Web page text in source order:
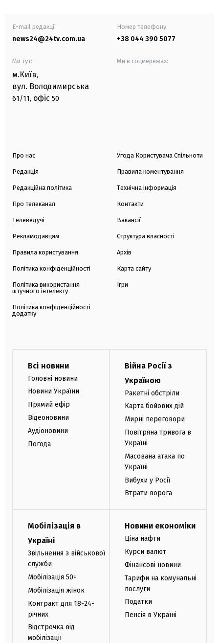
E-mail редакції
news24@24tv.com.ua
Номер телефону:
+38 044 390 5077
Ми тут:
м.Київ,
вул. Володимирська
61/11, офіс 50
Ми в соцмережах:
Про нас
Редакція
Редакційна політика
Про телеканал
Телеведучі
Рекламодавцям
Правила користування
Політика конфіденційності
Політика використання
штучного інтелекту
Політика конфіденційності
додатку
Угода Користувача Спільноти
Правила коментування
Технічна інформація
Контакти
Вакансії
Структура власності
Архів
Карта сайту
Ігри
Всі новини
Головні новини
Новини України
Прямий ефір
Відеоновини
Аудіоновини
Погода
Війна Росії з
Україною
Ракетні обстріли
Карта бойових дій
Мирні переговори
Повітряна тривога в
Україні
Масована атака по
Україні
Вибухи у Росії
Втрати ворога
Мобілізація в
Україні
Звільнення з військової
служби
Мобілізація 50+
Мобілізація жінок
Контракт для 18-24-
річних
Відстрочка від
мобілізації
Новини економіки
Ціна нафти
Курси валют
Фінансові новини
Тарифи на комунальні
послуги
Податки
Пенсія в Україні